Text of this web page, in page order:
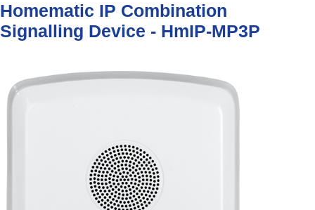
Homematic IP Combination
Signalling Device - HmIP-MP3P